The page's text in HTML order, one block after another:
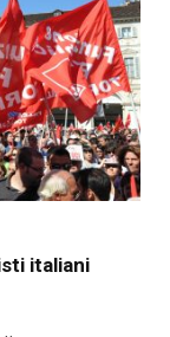
italiani